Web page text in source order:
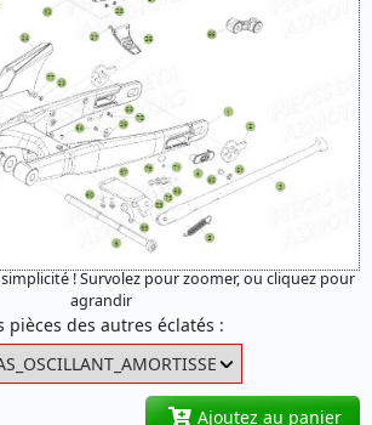
! Survolez pour zoomer, ou cliquez pour
agrandir
pièces des autres éclatés :
Ajoutez au panier